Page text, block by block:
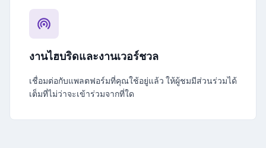
งานไฮบริดและงานเวอร์ชวล
เชื่อมต่อกับแพลตฟอร์มที่คุณใช้อยู่แล้ว ให้ผู้ชมมีส่วนร่วมได้
เต็มที่ไม่ว่าจะเข้าร่วมจากที่ใด